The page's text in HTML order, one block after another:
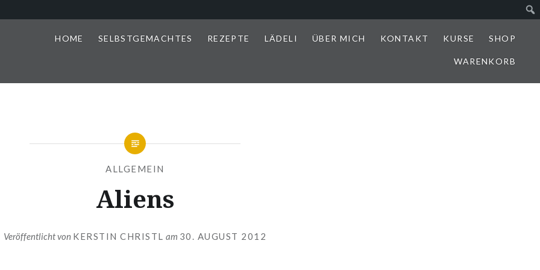
HOME SELBSTGEMACHTES REZEPTE LÄDELI ÜBER MICH KONTAKT KURSE SHOP
WARENKORB
ALLGEMEIN
Aliens
Veröffentlicht von KERSTIN CHRISTL am 30. AUGUST 2012